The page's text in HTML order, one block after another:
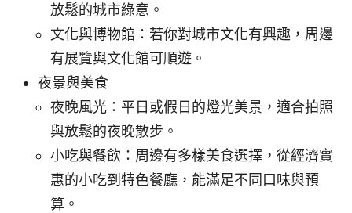
放鬆的城市綠意。
文化與博物館：若你對城市文化有興趣，周邊
有展覽與文化館可順遊。
夜景與美食
夜晚風光：平日或假日的燈光美景，適合拍照
與放鬆的夜晚散步。
小吃與餐飲：周邊有多樣美食選擇，從經濟實
惠的小吃到特色餐廳，能滿足不同口味與預
算。